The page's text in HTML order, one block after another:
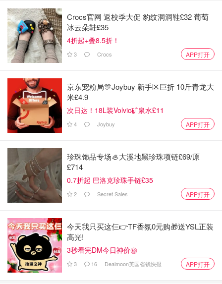
《遗赠扶养协议》。
2019年该协议经公证。2021年马某去世后，刘某提起诉讼
要求继承财产。而马某的姐妹、外甥等亲属对协议提出质
疑，认为马某在2017年之前就出现精神障碍，行为能力受
限。
虽然法院最终支持了刘某的诉求，但遗产经历了一场诉讼
后，归属才最终尘埃落定。
法律现状：同居财产分割已有规定
Crocs官网 返校季大促 豹纹洞洞鞋£32 葡萄
冰云朵鞋£35
4折起+叠8.5折！
3 Crocs APP打开
京东宠粉局🎊Joybuy 新手区巨折 10斤青龙大
米£4.9
次日达！18L装Volvic矿泉水£11
4 Joybuy APP打开
珍珠饰品专场🦪大溪地黑珍珠项链£69/原
£714
0.7折起 巴洛克珍珠手链£35
2 Secret Sales APP打开
今天我只买这仨👉TF香氛0元购🎁送YSL正装
高光!
3秒看完DM今日神价㊙️
3 16 Dealmoon英国省钱快报 APP打开